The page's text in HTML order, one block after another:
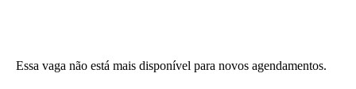
Essa vaga não está mais disponível para novos agendamentos.